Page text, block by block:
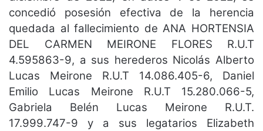
concedió posesión efectiva de la herencia
quedada al fallecimiento de ANA HORTENSIA
DEL CARMEN MEIRONE FLORES R.U.T
4.595863-9, a sus herederos Nicolás Alberto
Lucas Meirone R.U.T 14.086.405-6, Daniel
Emilio Lucas Meirone R.U.T 15.280.066-5,
Gabriela Belén Lucas Meirone R.U.T.
17.999.747-9 y a sus legatarios Elizabeth